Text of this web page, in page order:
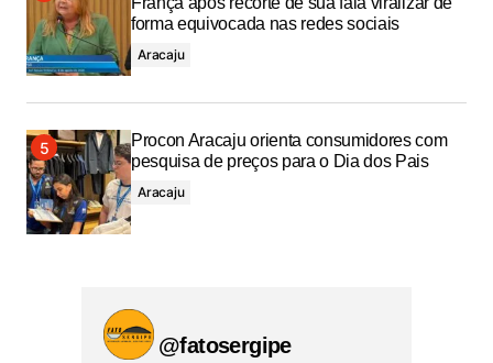
forma equivocada nas redes sociais
Aracaju
Procon Aracaju orienta consumidores com
pesquisa de preços para o Dia dos Pais
Aracaju
@fatosergipe